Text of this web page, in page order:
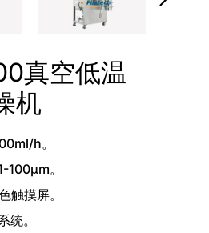
真空低温
机
h。
100µm。
触摸屏。
统。